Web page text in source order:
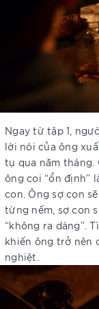
Ngay từ tập 1,
lời nói của ông
tụ qua năm tháng.
ông coi “ổn định”
con. Ông sợ con
từng nếm, sợ con
“không ra dáng”.
khiến ông trở nên
nghiệt.